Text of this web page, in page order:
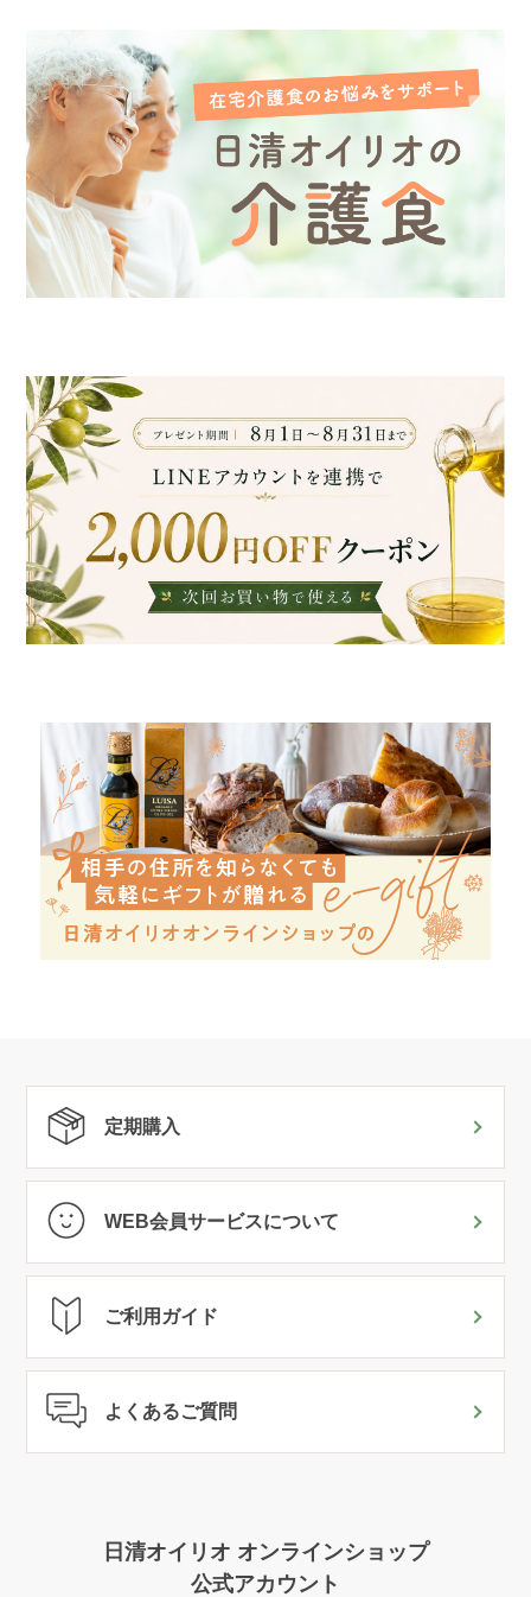
定期購入
WEB会員サービスについて
ご利用ガイド
よくあるご質問
日清オイリオ オンラインショップ
公式アカウント